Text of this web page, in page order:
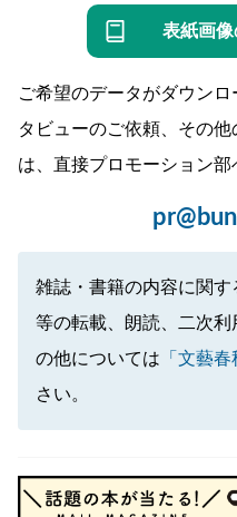
表紙画
ご希望のデータがダウン
タビューのご依頼、その
は、直接プロモーション部
雑誌・書籍の内容に関
等の転載、朗読、二次
の他については 「文藝
さい。